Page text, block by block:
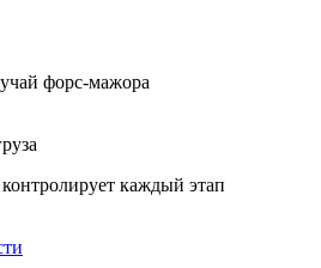
форс-мажора
каждый этап